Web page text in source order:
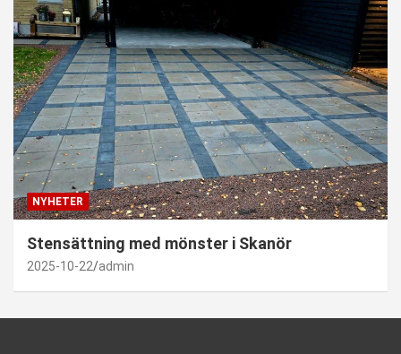
NYHETER
Stensättning med mönster i Skanör
2025-10-22 admin